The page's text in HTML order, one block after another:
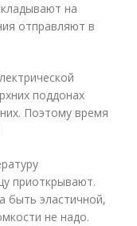
на
отправляют в
поддонах
Поэтому время
приоткрывают.
быть эластичной,
не надо.